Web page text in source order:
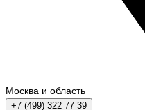
Москва и область
+7 (499) 322 77 39